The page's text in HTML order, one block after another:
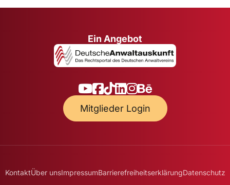
Ein Angebot
Mitglieder Login
KontaktÜber unsImpressumBarrierefreiheitserklärungDatenschutz